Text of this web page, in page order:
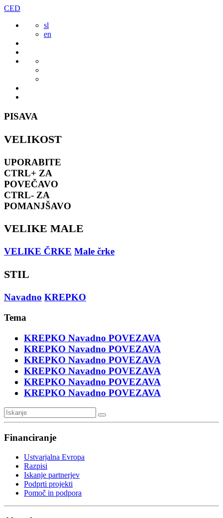
Preskoči
vsebine
CED
sl
en
PISAVA
VELIKOST
UPORABITE
CTRL+ ZA
POVEČAVO
CTRL- ZA
POMANJŠAVO
VELIKE MALE
VELIKE ČRKE Male črke
STIL
Navadno KREPKO
Tema
KREPKO Navadno POVEZAVA
KREPKO Navadno POVEZAVA
KREPKO Navadno POVEZAVA
KREPKO Navadno POVEZAVA
KREPKO Navadno POVEZAVA
KREPKO Navadno POVEZAVA
Financiranje
Ustvarjalna Evropa
Razpisi
Iskanje partnerjev
Podprti projekti
Pomoč in podpora